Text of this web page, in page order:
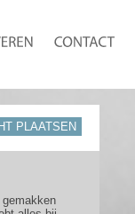
PLAATSEN